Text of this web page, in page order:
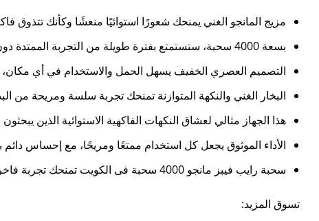
مزيج المانجو الغني يمنحك شعورًا استوائيًا منعشًا وكأنك تتذوق
بسعة 4000 سحبة، ستستمتع بفترة طويلة من التجربة الممتدة دون القلق من نفاد الجهاز أو الحاجة إلى استبداله بشكل متكرر.
التصميم العصري الخفيف يسهل الحمل والاستخدام في أي مكان،
البخار الغني والنكهة المتوازنة تمنحك تجربة سلسة ومريحة من
هذا الجهاز مثالي لعشاق النكهات الفاكهية الاستوائية الذين
الأداء الموثوق يجعل كل استخدام ممتعًا ومريحًا، مع إحساس
سحبة رايب فيبز مانجو 4000 سحبة فى الكويت تمنحك تجربة فاخرة ومليئة بالحيوية والانتعاش، لتكون تجربة فيب لا تُنسى.
تسوق المزيد: